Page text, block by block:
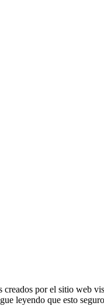
creados por el sitio web
leyendo que esto